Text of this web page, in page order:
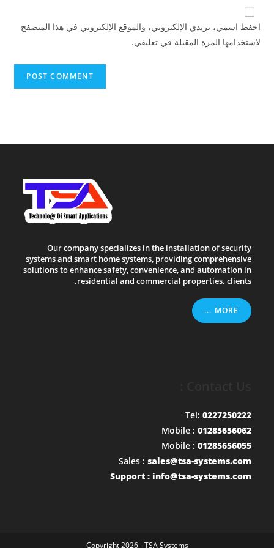
comment
website
URL
احفظ اسمي، بريدي الإلكتروني، والموقع الإلكتروني في هذا المتصفح
لاستخدامها المرة المقبلة في تعليقي.
Our company specializes in the installation of security
systems and smart home systems, providing comprehensive
solutions to enhance safety, convenience, and automation in
residential and commercial properties. clients.
MORE ...
Tel: 0227250222
Mobile : 01285656062
Mobile : 01285656055
Sales : sales@tsa-systems.com
Support : info@tsa-systems.com
Copyright 2026 - TSA Systems